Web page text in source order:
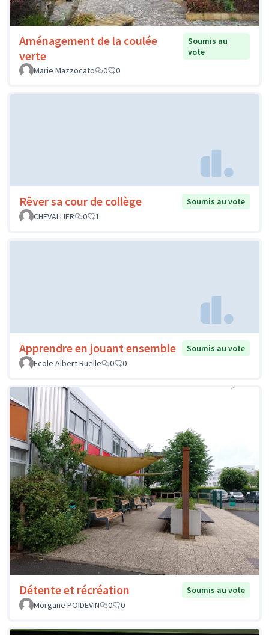
Aménagement de la coulée
verte
Soumis au
vote
Marie Mazzocato
0 0
Rêver sa cour de collège
Soumis au vote
CHEVALLIER
0 1
Apprendre en jouant ensemble
Soumis au vote
Ecole Albert Ruelle
0 0
Détente et récréation
Soumis au vote
Morgane POIDEVIN
0 0